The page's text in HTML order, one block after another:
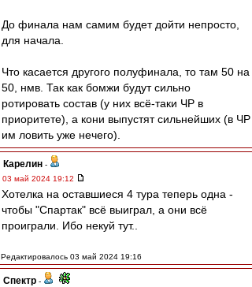
До финала нам самим будет дойти непросто,
для начала.
Что касается другого полуфинала, то там 50 на
50, нмв. Так как бомжи будут сильно
ротировать состав (у них всё-таки ЧР в
приоритете), а кони выпустят сильнейших (в ЧР
им ловить уже нечего).
Карелин -
03 май 2024 19:12
Хотелка на оставшиеся 4 тура теперь одна -
чтобы "Спартак" всё выиграл, а они всё
проиграли. Ибо некуй тут..
Редактировалось 03 май 2024 19:16
Спектр -